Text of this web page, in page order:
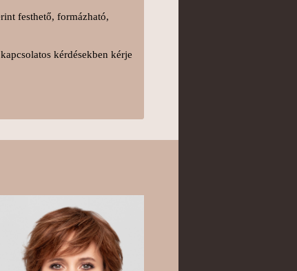
festhető, formázható,
kérdésekben kérje